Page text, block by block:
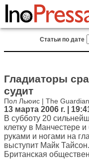
Статьи по дате
Гладиаторы
судит
Пол Льюис | The Guardian
13 марта 2006 г. |
В субботу 20
клетку в Манчестере и
руками и ногами на
выступит Майк
Британская